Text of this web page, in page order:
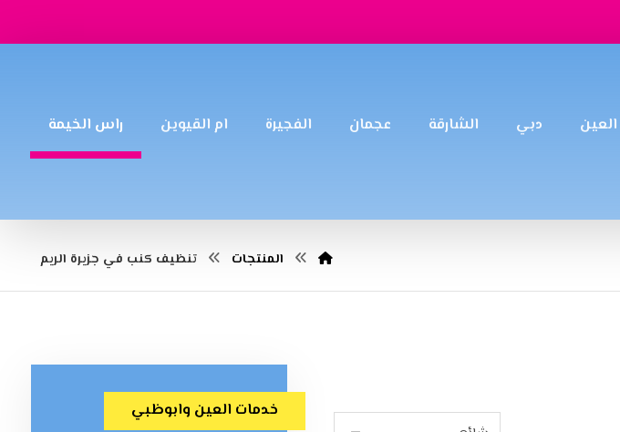
العين دبي الشارقة عجمان الفجيرة ام القيوين راس الخيمة
المنتجات تنظيف كنب في جزيرة الريم
خدمات العين وابوظبي